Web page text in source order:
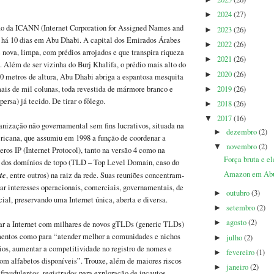
da ICANN (Internet Corporation for Assigned Names and
10 dias em Abu Dhabi. A capital dos Emirados Árabes
limpa, com prédios arrojados e que transpira riqueza
Além de ser vizinha do Burj Khalifa, o prédio mais alto do
metros de altura, Abu Dhabi abriga a espantosa mesquita
de mil colunas, toda revestida de mármore branco e
já tecido. De tirar o fôlego.
não governamental sem fins lucrativos, situada na
que assumiu em 1998 a função de coordenar a
IP (Internet Protocol), tanto na versão 4 como na
domínios de topo (TLD – Top Level Domain, caso do
, entre outros) na raiz da rede. Suas reuniões concentram-
interesses operacionais, comerciais, governamentais, de
preservando uma Internet única, aberta e diversa.
a Internet com milhares de novos gTLDs (generic TLDs)
como para “atender melhor a comunidades e nichos
aumentar a competitividade no registro de nomes e
alfabetos disponíveis”. Trouxe, além de maiores riscos
► 2024(27)
► 2023(26)
► 2022(26)
► 2021 (26)
► 2020(26)
► 2019(26)
► 2018(26)
▼ 2017(16)
►dezembro(2)
▼novembro(2)
Força bruta e
Amazon em
►outubro(3)
►setembro(2)
►agosto(2)
►julho(2)
►fevereiro(1)
►janeiro(2)